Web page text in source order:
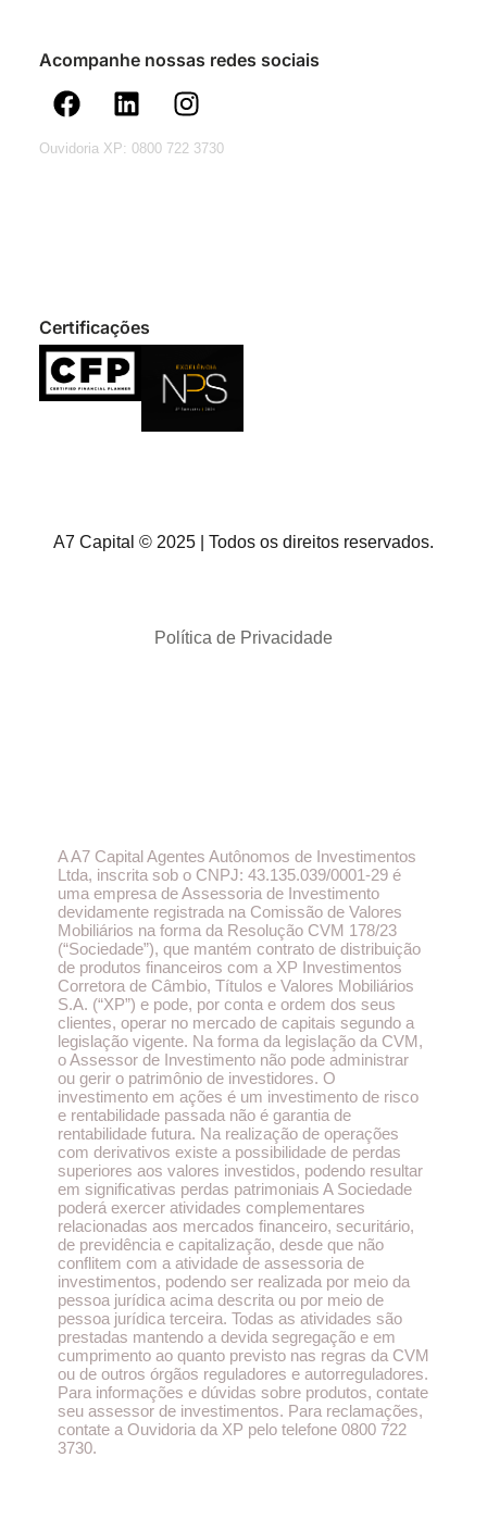
Acompanhe nossas redes sociais
Ouvidoria XP: 0800 722 3730
Certificações
A7 Capital © 2025 | Todos os direitos reservados.
Política de Privacidade
A A7 Capital Agentes Autônomos de Investimentos
Ltda, inscrita sob o CNPJ: 43.135.039/0001-29 é
uma empresa de Assessoria de Investimento
devidamente registrada na Comissão de Valores
Mobiliários na forma da Resolução CVM 178/23
(“Sociedade”), que mantém contrato de distribuição
de produtos financeiros com a XP Investimentos
Corretora de Câmbio, Títulos e Valores Mobiliários
S.A. (“XP”) e pode, por conta e ordem dos seus
clientes, operar no mercado de capitais segundo a
legislação vigente. Na forma da legislação da CVM,
o Assessor de Investimento não pode administrar
ou gerir o patrimônio de investidores. O
investimento em ações é um investimento de risco
e rentabilidade passada não é garantia de
rentabilidade futura. Na realização de operações
com derivativos existe a possibilidade de perdas
superiores aos valores investidos, podendo resultar
em significativas perdas patrimoniais A Sociedade
poderá exercer atividades complementares
relacionadas aos mercados financeiro, securitário,
de previdência e capitalização, desde que não
conflitem com a atividade de assessoria de
investimentos, podendo ser realizada por meio da
pessoa jurídica acima descrita ou por meio de
pessoa jurídica terceira. Todas as atividades são
prestadas mantendo a devida segregação e em
cumprimento ao quanto previsto nas regras da CVM
ou de outros órgãos reguladores e autorreguladores.
Para informações e dúvidas sobre produtos, contate
seu assessor de investimentos. Para reclamações,
contate a Ouvidoria da XP pelo telefone 0800 722
3730.​